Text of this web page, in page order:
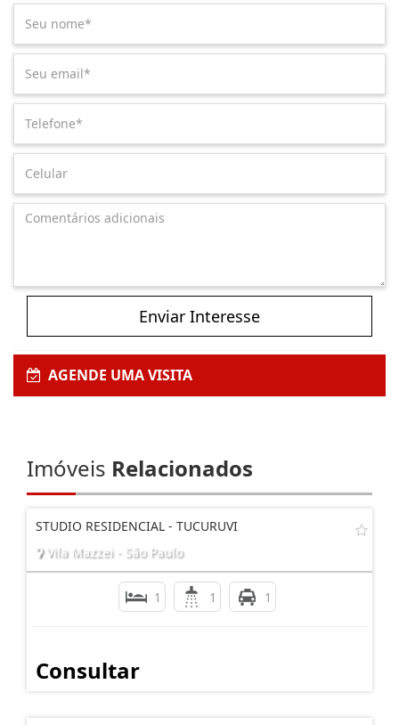
Enviar Interesse
AGENDE UMA VISITA
Imóveis Relacionados
STUDIO RESIDENCIAL - TUCURUVI
Vila Mazzei - São Paulo
1 1 1
Consultar